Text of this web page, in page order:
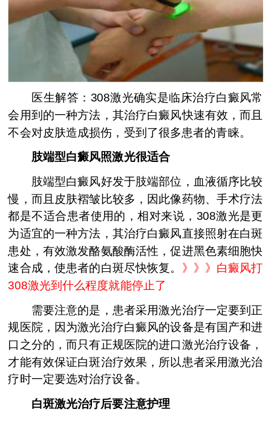
医生解答：308激光确实是临床治疗白癜风常
会用到的一种方法，其治疗白癜风快速有效，而且
不会对皮肤造成损伤，受到了很多患者的青睐。
肢端型白癜风照激光很适合
肢端型白癜风好发于肢端部位，血液循序比较
慢，而且皮肤褶皱比较多，因此像药物、手术疗法
都是不适合患者使用的，相对来说，308激光是更
为适宜的一种方法，其治疗白癜风直接照射在白斑
患处，有效激发酪氨酸酶活性，促进黑色素细胞快
速合成，使患者的白斑尽快恢复。 》》》 白癜风打
308激光到什么程度就能停止了
需要注意的是，患者采用激光治疗一定要到正
规医院，因为激光治疗白癜风的设备是有国产和进
口之分的，而只有正规医院的进口激光治疗设备，
才能有效保证白斑治疗效果，所以患者采用激光治
疗时一定要选对治疗设备。
白斑激光治疗后要注意护理